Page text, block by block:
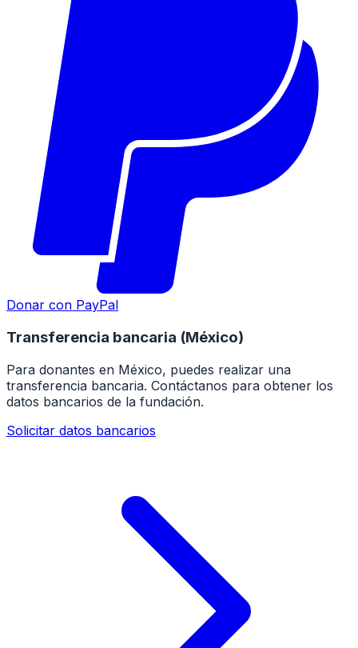
Donar con PayPal
Transferencia bancaria (México)
Para donantes en México, puedes realizar una
transferencia bancaria. Contáctanos para obtener los
datos bancarios de la fundación.
Solicitar datos bancarios